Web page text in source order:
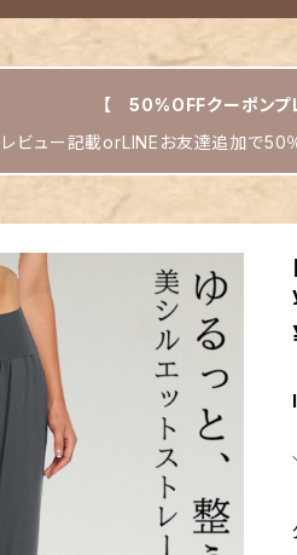
【 50%OFFクーポンプ
ビュー記載orLINEお友達追加で50％